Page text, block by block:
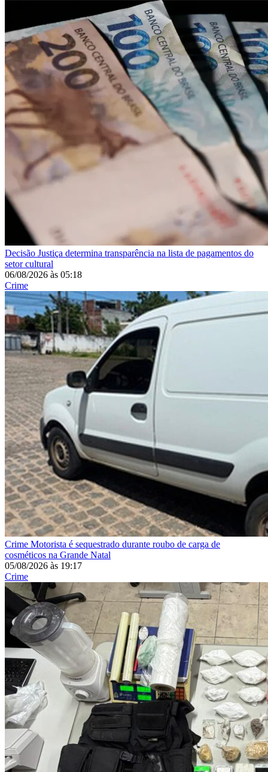
Decisão Justiça determina transparência na lista de pagamentos do
setor cultural
06/08/2026 às 05:18
Crime
Crime Motorista é sequestrado durante roubo de carga de
cosméticos na Grande Natal
05/08/2026 às 19:17
Crime